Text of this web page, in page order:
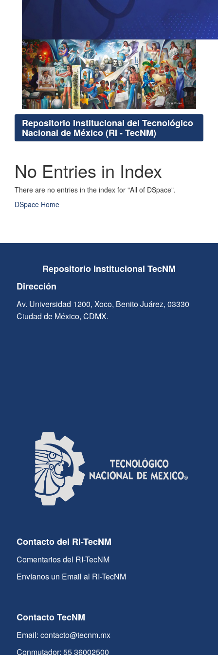
Repositorio Institucional del Tecnológico
Nacional de México (RI - TecNM)
No Entries in Index
There are no entries in the index for "All of DSpace".
DSpace Home
Repositorio Institucional TecNM
Dirección
Av. Universidad 1200, Xoco, Benito Juárez, 03330
Ciudad de México, CDMX.
Contacto del RI-TecNM
Comentarios del RI-TecNM
Envíanos un Email al RI-TecNM
Contacto TecNM
Email: contacto@tecnm.mx
Conmutador: 55 36002500